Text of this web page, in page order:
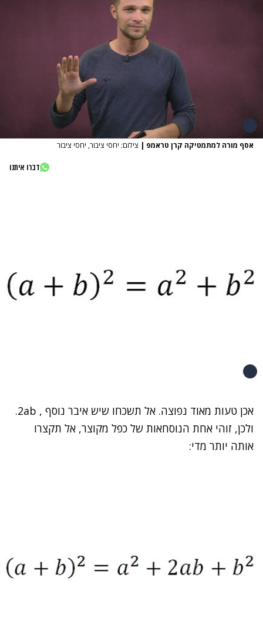
אסף מורה למתמטיקה קרן טראמפ | צילום: יחסי ציבור, יחסי ציבור
דברו איתנו
אכן טעות מאוד נפוצה. אל תשכחו שיש איבר נוסף , 2ab.
ולכן, זוהי אחת הנוסחאות של כפל מקוצר, אל תקצרו
אותה יותר מדי: